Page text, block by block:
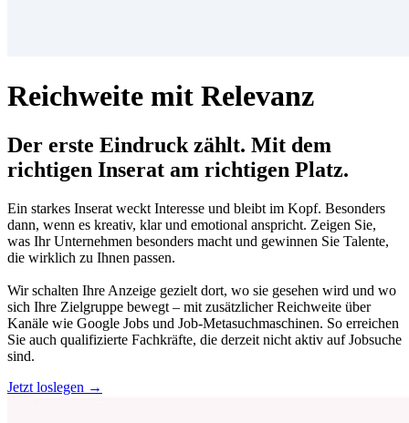
Reichweite mit Relevanz
Der erste Eindruck zählt. Mit dem
richtigen Inserat am richtigen Platz.
Ein starkes Inserat weckt Interesse und bleibt im Kopf. Besonders
dann, wenn es kreativ, klar und emotional anspricht. Zeigen Sie,
was Ihr Unternehmen besonders macht und gewinnen Sie Talente,
die wirklich zu Ihnen passen.
Wir schalten Ihre Anzeige gezielt dort, wo sie gesehen wird und wo
sich Ihre Zielgruppe bewegt – mit zusätzlicher Reichweite über
Kanäle wie Google Jobs und Job-Metasuchmaschinen. So erreichen
Sie auch qualifizierte Fachkräfte, die derzeit nicht aktiv auf Jobsuche
sind.
Jetzt loslegen →